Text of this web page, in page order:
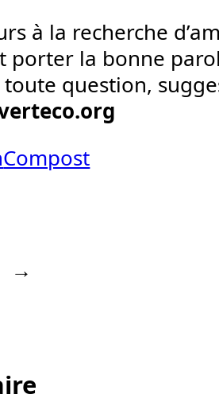
à la recherche
porter la bonne
question,
Compost
→